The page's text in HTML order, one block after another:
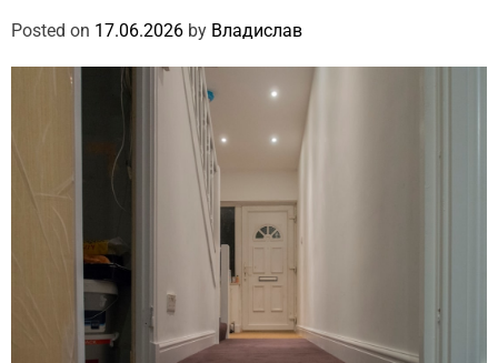
Posted on 17.06.2026 by Владислав